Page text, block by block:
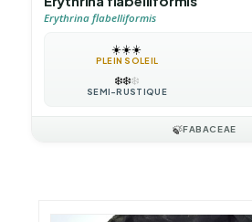
Erythrina flabelliformis
☀️☀️☀️
PLEIN SOLEIL
❄️❄️❄️
SEMI-RUSTIQUE
🍃FABACEAE